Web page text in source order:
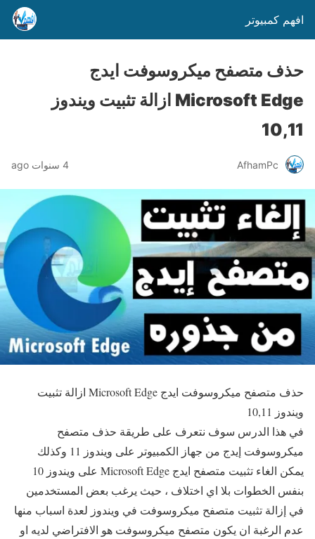
افهم كمبيوتر
حذف متصفح ميكروسوفت ايدج
Microsoft Edge ازالة تثبيت ويندوز
10,11
AfhamPc 4 سنوات ago
حذف متصفح ميكروسوفت ايدج Microsoft Edge ازالة تثبيت
ويندوز 10,11
في هذا الدرس سوف نتعرف على طريقة حذف متصفح
ميكروسوفت إيدج من جهاز الكمبيوتر على ويندوز 11 وكذلك
يمكن الغاء تثبيت متصفح ايدج Microsoft Edge على ويندوز 10
بنفس الخطوات بلا اي اختلاف ، حيث يرغب بعض المستخدمين
في إزالة تثبيت متصفح ميكروسوفت في ويندوز لعدة اسباب منها
عدم الرغبة ان يكون متصفح ميكروسوفت هو الافتراضي لديه او